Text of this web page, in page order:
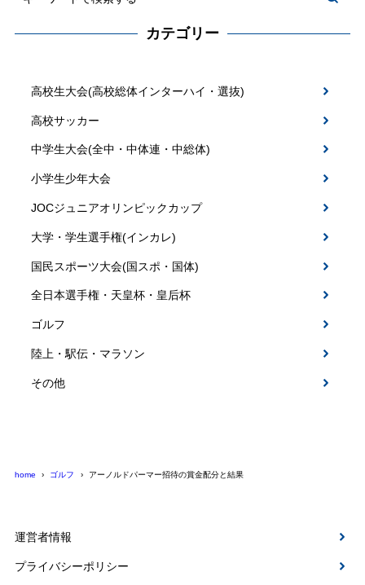
カテゴリー
高校生大会(高校総体インターハイ・選抜)
高校サッカー
中学生大会(全中・中体連・中総体)
小学生少年大会
JOCジュニアオリンピックカップ
大学・学生選手権(インカレ)
国民スポーツ大会(国スポ・国体)
全日本選手権・天皇杯・皇后杯
ゴルフ
陸上・駅伝・マラソン
その他
home ゴルフ アーノルドパーマー招待の賞金配分と結果
運営者情報
プライバシーポリシー